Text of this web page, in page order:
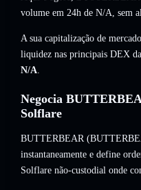
volume em 24h de N/A, sem
A sua capitalização de
liquidez nas principais DEX
N/A.
Negocia
Solflare
BUTTERBEAR
instantaneamente e define
Solflare não-custodial onde